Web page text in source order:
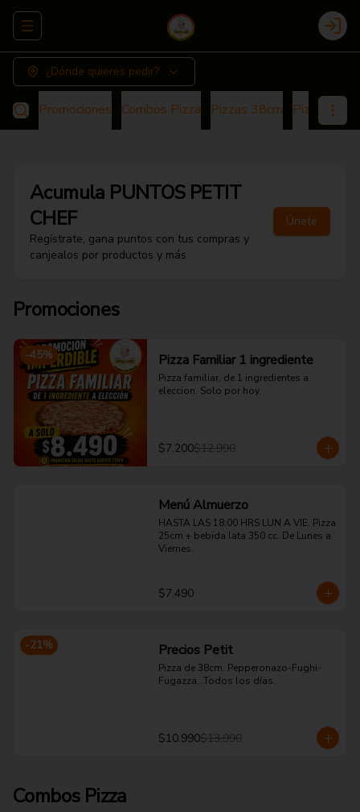
Abrir menu de navegación Login
¿Dónde quieres pedir?
Promociones Combos Pizza Pizzas 38cm Pizza 25cm
Acumula PUNTOS PETIT
CHEF
Regístrate, gana puntos con tus compras y
canjealos por productos y más
Únete
Promociones
-45% Pizza Familiar 1 ingrediente
Pizza familiar, de 1 ingredientes a
eleccion. Solo por hoy.
$7.200$12.990
Menú Almuerzo
HASTA LAS 18:00 HRS LUN A VIE. Pizza
25cm + bebida lata 350 cc. De Lunes a
Viernes.
$7.490
-21% Precios Petit
Pizza de 38cm. Pepperonazo-Fughi-
Fugazza...Todos los días.
$10.990$13.990
Combos Pizza